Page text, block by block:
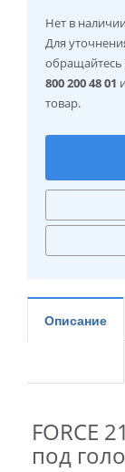
Нет в наличии
Для
обращайтесь
800 200 48 01
товар.
Описание
FORCE
под